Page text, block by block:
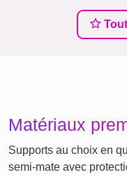
Matériaux
Supports au choix en
semi-mate avec